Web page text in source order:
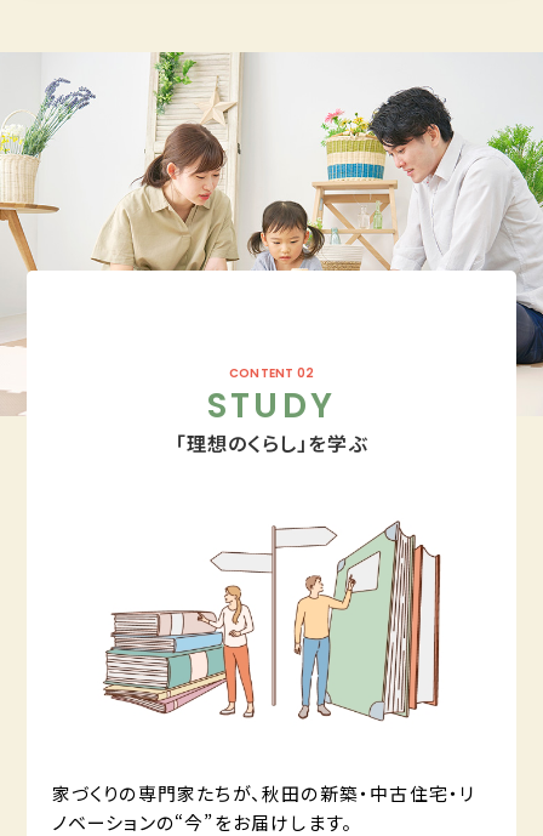
CONTENT 02
STUDY
「理想のくらし」を学ぶ
家づくりの専門家たちが、秋田の新築・中古住宅・リ
ノベーションの“今”をお届けします。